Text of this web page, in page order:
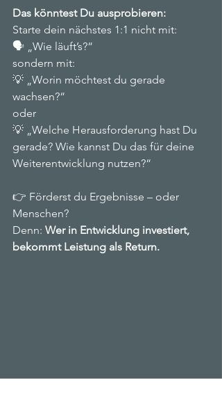
Das könntest Du ausprobieren:
Starte dein nächstes 1:1 nicht mit:
🗣️ „Wie läuft’s?“
sondern mit:
💡 „Worin möchtest du gerade
wachsen?“
oder
💡 „Welche Herausforderung hast Du
gerade? Wie kannst Du das für deine
Weiterentwicklung nutzen?“
👉 Förderst du Ergebnisse – oder
Menschen?
Denn: Wer in Entwicklung investiert,
bekommt Leistung als Return.